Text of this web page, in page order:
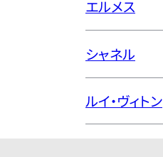
エルメス
シャネル
ルイ・ヴィトン